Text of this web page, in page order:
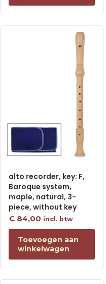
alto recorder, key: F,
Baroque system,
maple, natural, 3-
piece, without key
€ 84,00 incl. btw
Toevoegen aan
winkelwagen